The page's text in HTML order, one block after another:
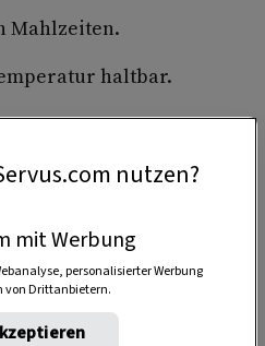
Mahlzeiten.
haltbar.
nutzen?
mit Werbung
personalisierter Werbung
von Drittanbietern.